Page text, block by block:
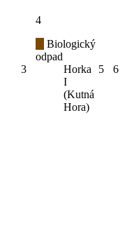
3
4
Biologický
odpad
Horka
I
(Kutná
Hora)
5 6